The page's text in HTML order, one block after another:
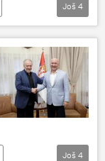
Još 4
Još 4